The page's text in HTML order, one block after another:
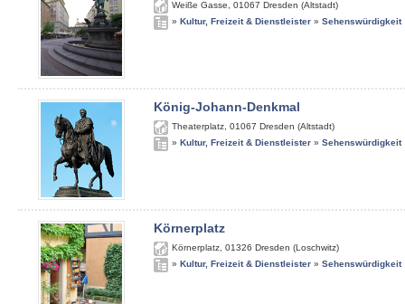
Weiße Gasse 01067 Dresden (Altstadt)
» Kultur, Freizeit & Dienstleister » Sehenswürdigkeit
König-Johann-Denkmal
Theaterplatz 01067 Dresden (Altstadt)
» Kultur, Freizeit & Dienstleister » Sehenswürdigkeit
Körnerplatz
Körnerplatz 01326 Dresden (Loschwitz)
» Kultur, Freizeit & Dienstleister » Sehenswürdigkeit